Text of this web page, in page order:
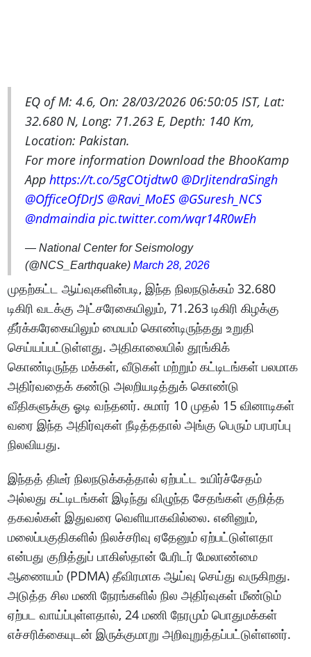
EQ of M: 4.6, On: 28/03/2026 06:50:05 IST, Lat:
32.680 N, Long: 71.263 E, Depth: 140 Km,
Location: Pakistan.
For more information Download the BhooKamp
Apphttps://t.co/5gCOtjdtw0 @DrJitendraSingh
@OfficeOfDrJS @Ravi_MoES @GSuresh_NCS
@ndmaindia pic.twitter.com/wqr14R0wEh
— National Center for Seismology
(@NCS_Earthquake)March 28, 2026
முதற்கட்ட ஆய்வுகளின்படி, இந்த நிலநடுக்கம் 32.680
டிகிரி வடக்கு அட்சரேகையிலும், 71.263 டிகிரி கிழக்கு
தீர்க்கரேகையிலும் மையம் கொண்டிருந்தது உறுதி
செய்யப்பட்டுள்ளது. அதிகாலையில் தூங்கிக்
கொண்டிருந்த மக்கள், வீடுகள் மற்றும் கட்டிடங்கள் பலமாக
அதிர்வதைக் கண்டு அலறியடித்துக் கொண்டு
வீதிகளுக்கு ஓடி வந்தனர். சுமார் 10 முதல் 15 வினாடிகள்
வரை இந்த அதிர்வுகள் நீடித்ததால் அங்கு பெரும் பரபரப்பு
நிலவியது.
இந்தத் திடீர் நிலநடுக்கத்தால் ஏற்பட்ட உயிர்ச்சேதம்
அல்லது கட்டிடங்கள் இடிந்து விழுந்த சேதங்கள் குறித்த
தகவல்கள் இதுவரை வெளியாகவில்லை. எனினும்,
மலைப்பகுதிகளில் நிலச்சரிவு ஏதேனும் ஏற்பட்டுள்ளதா
என்பது குறித்துப் பாகிஸ்தான் பேரிடர் மேலாண்மை
ஆணையம் (PDMA) தீவிரமாக ஆய்வு செய்து வருகிறது.
அடுத்த சில மணி நேரங்களில் நில அதிர்வுகள் மீண்டும்
ஏற்பட வாய்ப்புள்ளதால், 24 மணி நேரமும் பொதுமக்கள்
எச்சரிக்கையுடன் இருக்குமாறு அறிவுறுத்தப்பட்டுள்ளனர்.